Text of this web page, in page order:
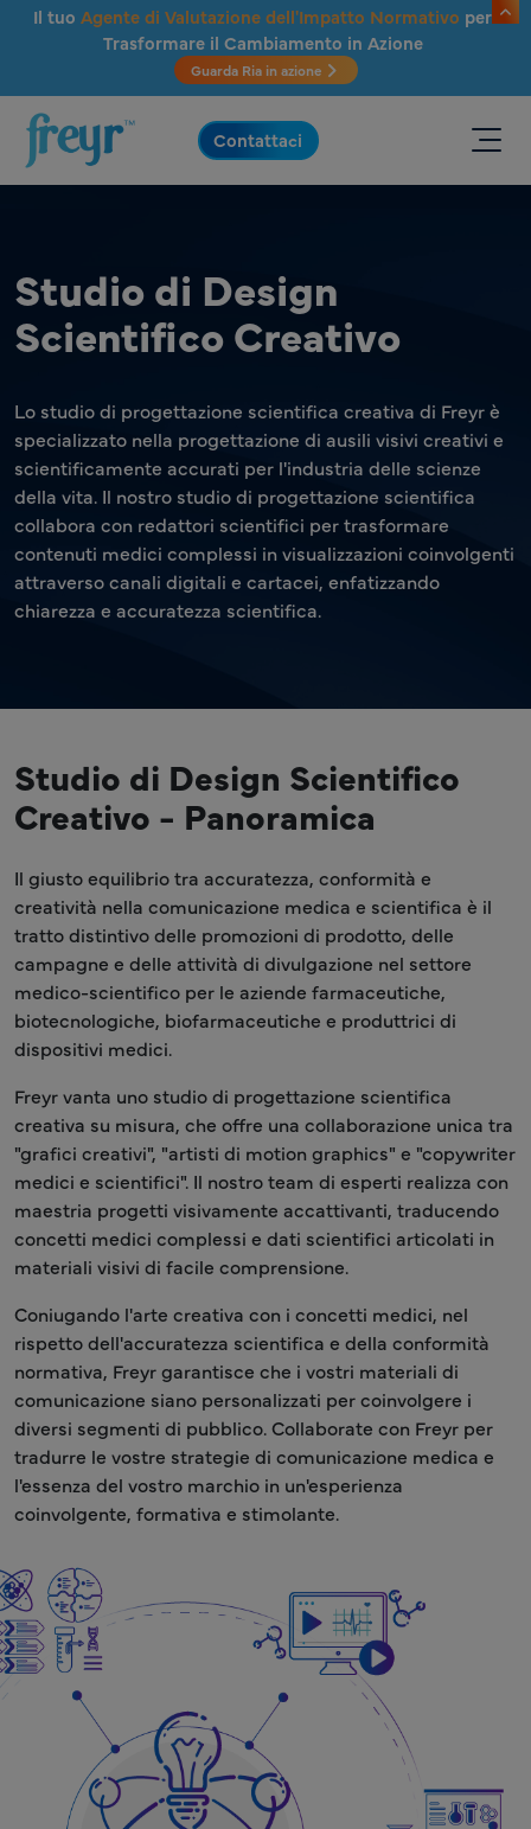
Salta al contenuto principale
Il tuo Agente di Valutazione dell'Impatto Normativo per
Trasformare il Cambiamento in Azione
Guarda Ria in azione
.
Contattaci
Studio di Design
Scientifico Creativo
Lo studio di progettazione scientifica creativa di Freyr è
specializzato nella progettazione di ausili visivi creativi e
scientificamente accurati per l'industria delle scienze
della vita. Il nostro studio di progettazione scientifica
collabora con redattori scientifici per trasformare
contenuti medici complessi in visualizzazioni coinvolgenti
attraverso canali digitali e cartacei, enfatizzando
chiarezza e accuratezza scientifica.
Studio di Design Scientifico
Creativo - Panoramica
Il giusto equilibrio tra accuratezza, conformità e
creatività nella comunicazione medica e scientifica è il
tratto distintivo delle promozioni di prodotto, delle
campagne e delle attività di divulgazione nel settore
medico-scientifico per le aziende farmaceutiche,
biotecnologiche, biofarmaceutiche e produttrici di
dispositivi medici.
Freyr vanta uno studio di progettazione scientifica
creativa su misura, che offre una collaborazione unica tra
"grafici creativi", "artisti di motion graphics" e "copywriter
medici e scientifici". Il nostro team di esperti realizza con
maestria progetti visivamente accattivanti, traducendo
concetti medici complessi e dati scientifici articolati in
materiali visivi di facile comprensione.
Coniugando l'arte creativa con i concetti medici, nel
rispetto dell'accuratezza scientifica e della conformità
normativa, Freyr garantisce che i vostri materiali di
comunicazione siano personalizzati per coinvolgere i
diversi segmenti di pubblico. Collaborate con Freyr per
tradurre le vostre strategie di comunicazione medica e
l'essenza del vostro marchio in un'esperienza
coinvolgente, formativa e stimolante.